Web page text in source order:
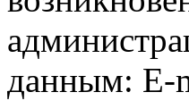
данным: E-